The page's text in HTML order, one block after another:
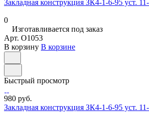
Закладная конструкция ЗК4-1-6-95 уст.
0
Изготавливается под заказ
Арт. O1053
В корзину В корзине
Быстрый просмотр
980 руб.
Закладная конструкция ЗК4-1-6-95 уст.